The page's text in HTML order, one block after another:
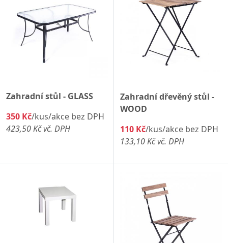
Zahradní stůl - GLASS
350 Kč/kus/akce bez DPH
423,50 Kč vč. DPH
Zahradní dřevěný stůl -
WOOD
110 Kč/kus/akce bez DPH
133,10 Kč vč. DPH